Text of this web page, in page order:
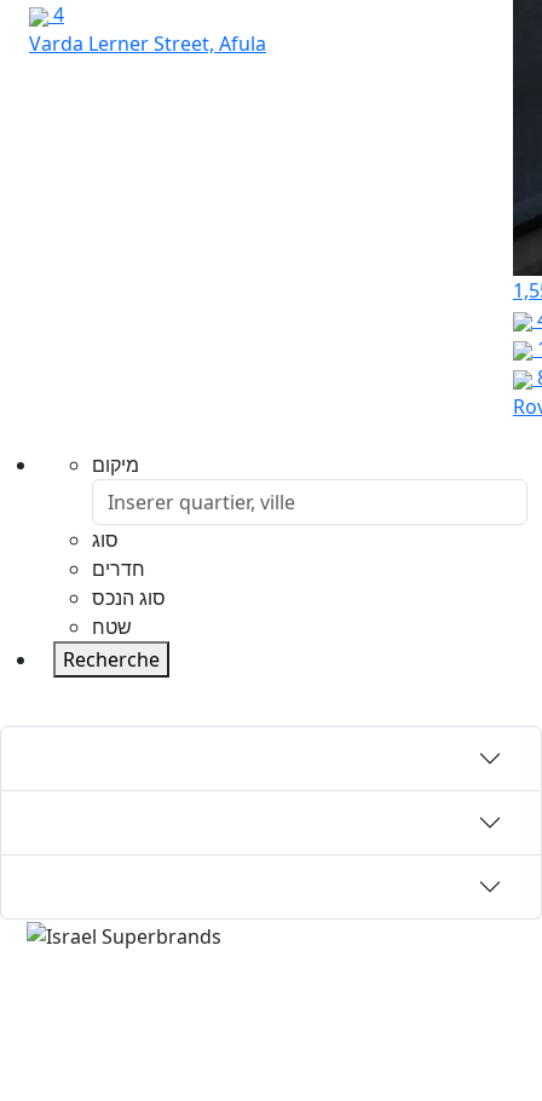
4
Varda Lerner Street, Afula
מיקום
סוג
חדרים
סוג הנכס
שטח
Recherche